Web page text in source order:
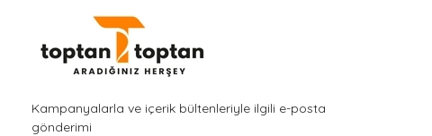
Kampanyalarla ve içerik bültenleriyle ilgili e-posta
gönderimi